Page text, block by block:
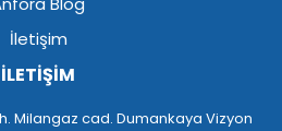
İletişim
İLETİŞİM
Milangaz cad. Dumankaya Vizyon